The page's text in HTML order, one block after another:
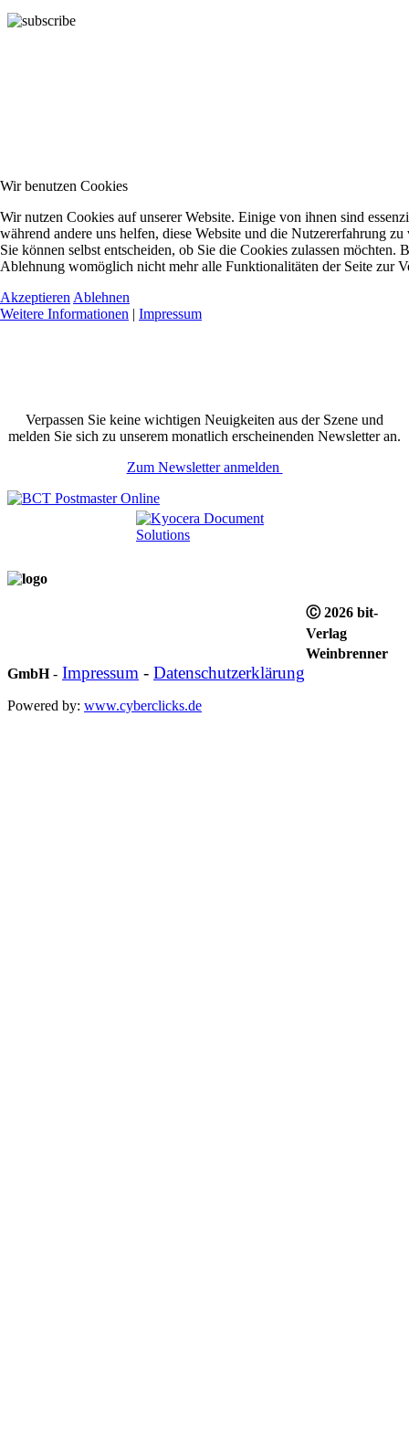
Verpassen Sie keine wichtigen Neuigkeiten aus der Szene und
melden Sie sich zu unserem monatlich erscheinenden Newsletter an.
Zum Newsletter anmelden
Ⓒ 2026 bit-
Verlag
Weinbrenner
GmbH- Impressum - Datenschutzerklärung
Powered by: www.cyberclicks.de
Wir benutzen Cookies
Wir nutzen Cookies auf unserer Website. Einige von ihnen sind
während andere uns helfen, diese Website und die Nutzererfahrung
Sie können selbst entscheiden, ob Sie die Cookies zulassen möchten.
Ablehnung womöglich nicht mehr alle Funktionalitäten der Seite zur
Akzeptieren Ablehnen
Weitere Informationen | Impressum